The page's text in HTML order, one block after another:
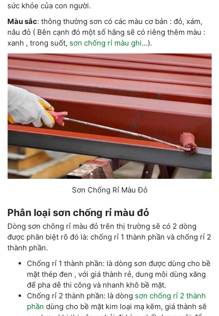
sức khỏe của con người.
Màu sắc: thông thường sơn có các màu cơ bản : đỏ, xám,
nâu đỏ ( Bên cạnh đó một số hãng sẽ có riêng thêm màu :
xanh , trong suốt, sơn chống rỉ màu ghi…).
Sơn Chống Rỉ Màu Đỏ
Phân loại sơn chống rỉ màu đỏ
Dòng sơn chông rỉ màu đỏ trên thị trường sẽ có 2 dòng
được phân biệt rõ đó là: chống rỉ 1 thành phần và chống rỉ 2
thành phần.
Chống rỉ 1 thành phần: là dòng sơn được dùng cho bề
mặt thép đen , với giá thành rẻ, dung môi dùng xăng
để pha dễ thi công và nhanh khô bề mặt.
Chống rỉ 2 thành phần: là dòng sơn chống rỉ 2 thành
phần dùng cho bề mặt kim loại mạ kẽm, giá thành sẽ